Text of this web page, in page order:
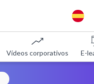
Vídeos corporativos E-